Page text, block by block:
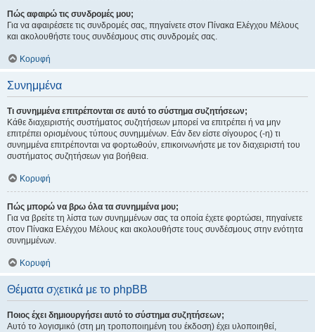
Πώς αφαιρώ τις συνδρομές μου;
Για να αφαιρέσετε τις συνδρομές σας, πηγαίνετε στον Πίνακα Ελέγχου Μέλους
και ακολουθήστε τους συνδέσμους στις συνδρομές σας.
Κορυφή
Συνημμένα
Τι συνημμένα επιτρέπονται σε αυτό το σύστημα συζητήσεων;
Κάθε διαχειριστής συστήματος συζητήσεων μπορεί να επιτρέπει ή να μην
επιτρέπει ορισμένους τύπους συνημμένων. Εάν δεν είστε σίγουρος (-η) τι
συνημμένα επιτρέπονται να φορτωθούν, επικοινωνήστε με τον διαχειριστή του
συστήματος συζητήσεων για βοήθεια.
Κορυφή
Πώς μπορώ να βρω όλα τα συνημμένα μου;
Για να βρείτε τη λίστα των συνημμένων σας τα οποία έχετε φορτώσει, πηγαίνετε
στον Πίνακα Ελέγχου Μέλους και ακολουθήστε τους συνδέσμους στην ενότητα
συνημμένων.
Κορυφή
Θέματα σχετικά με το phpBB
Ποιος έχει δημιουργήσει αυτό το σύστημα συζητήσεων;
Αυτό το λογισμικό (στη μη τροποποιημένη του έκδοση) έχει υλοποιηθεί,